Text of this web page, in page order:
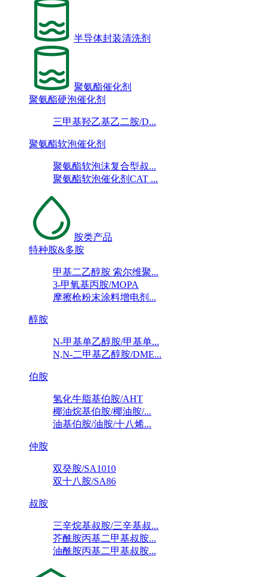
半导体封装清洗剂
聚氨酯催化剂
聚氨酯硬泡催化剂
三甲基羟乙基乙二胺/D...
聚氨酯软泡催化剂
聚氨酯软泡沫复合型叔...
聚氨酯软泡催化剂CAT ...
胺类产品
特种胺&多胺
甲基二乙醇胺 索尔维聚...
3-甲氧基丙胺/MOPA
摩擦枪粉末涂料增电剂...
醇胺
N-甲基单乙醇胺/甲基单...
N,N-二甲基乙醇胺/DME...
伯胺
氢化牛脂基伯胺/AHT
椰油烷基伯胺/椰油胺/...
油基伯胺/油胺/十八烯...
仲胺
双癸胺/SA1010
双十八胺/SA86
叔胺
三辛烷基叔胺/三辛基叔...
芥酰胺丙基二甲基叔胺...
油酰胺丙基二甲基叔胺...